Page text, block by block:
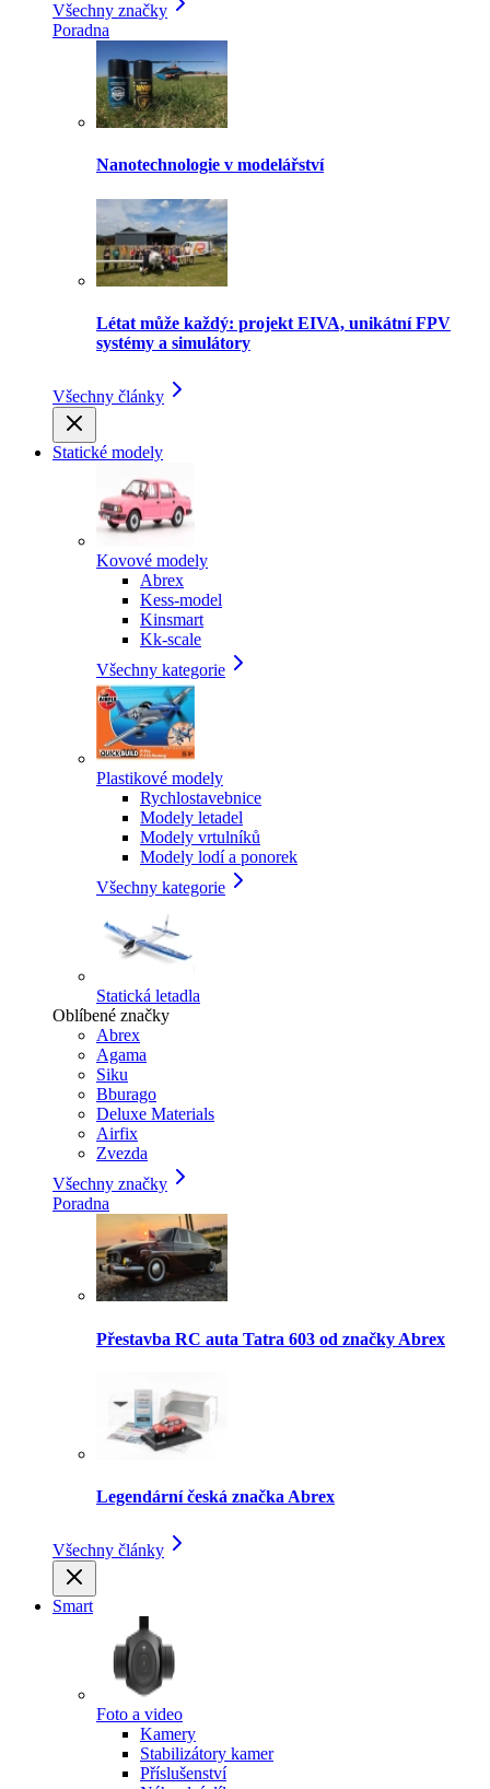
Všechny značky
Poradna
Nanotechnologie v modelářství
Létat může každý: projekt EIVA, unikátní FPV
systémy a simulátory
Všechny články
Statické modely
Kovové modely
Abrex
Kess-model
Kinsmart
Kk-scale
Všechny kategorie
Plastikové modely
Rychlostavebnice
Modely letadel
Modely vrtulníků
Modely lodí a ponorek
Všechny kategorie
Statická letadla
Oblíbené značky
Abrex
Agama
Siku
Bburago
Deluxe Materials
Airfix
Zvezda
Všechny značky
Poradna
Přestavba RC auta Tatra 603 od značky Abrex
Legendární česká značka Abrex
Všechny články
Smart
Foto a video
Kamery
Stabilizátory kamer
Příslušenství